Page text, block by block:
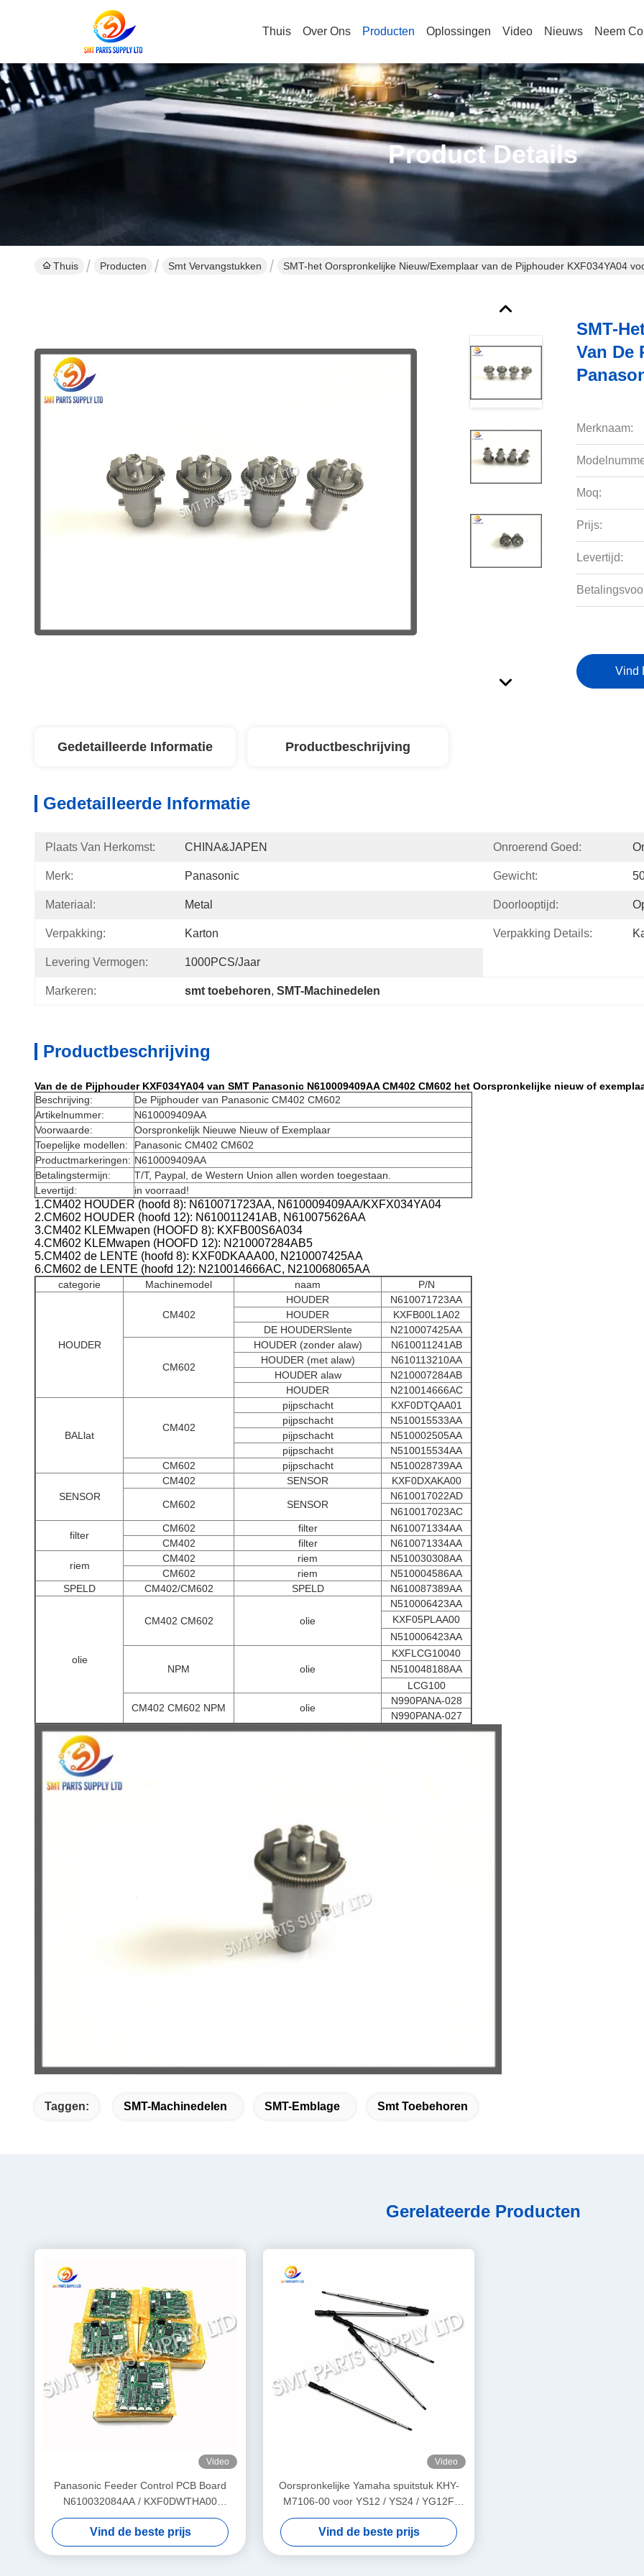
Thuis Over Ons Producten Oplossingen Video Nieuws Neem
Product Details
Thuis Producten Smt Vervangstukken SMT-het Oorspronkelijke Nieuw/Exemplaar van de Pijphouder KXF034YA04
SMT-
Van De
Merknaam:
Moq:
Prijs:
Levertijd:
Vind
Gedetailleerde Informatie Productbeschrijving
Gedetailleerde Informatie
Plaats Van Herkomst: CHINA&JAPEN Onroerend Goed:
Merk: Panasonic Gewicht:
Materiaal: Metal Doorlooptijd:
Verpakking: Karton Verpakking Details:
Levering Vermogen: 1000PCS/jaar
Markeren: smt toebehoren, SMT-Machinedelen
Productbeschrijving
Van de de Pijphouder KXF034YA04 van SMT Panasonic N610009409AA CM402 CM602 het Oorspronkelijke nieuw of
Beschrijving:
De Pijphouder van Panasonic CM402 CM602
Artikelnummer:
N610009409AA
Voorwaarde:
Oorspronkelijk Nieuwe Nieuw of Exemplaar
Toepelijke modellen:
Panasonic CM402 CM602
Productmarkeringen: N610009409AA
Betalingstermijn:
T/T, Paypal, de Western Union allen worden toegestaan.
Levertijd:
in voorraad!
1.CM402 HOUDER (hoofd 8): N610071723AA, N610009409AA/KXFX034YA04
2.CM602 HOUDER (hoofd 12): N610011241AB, N610075626AA
3.CM402 KLEMwapen (HOOFD 8): KXFB00S6A034
4.CM602 KLEMwapen (HOOFD 12): N210007284AB5
5.CM402 de LENTE (hoofd 8): KXF0DKAAA00, N210007425AA
6.CM602 de LENTE (hoofd 12): N210014666AC, N210068065AA
categorie Machinemodel naam P/N
HOUDER
CM402
HOUDER
N610071723AA
HOUDER
KXFB00L1A02
DE HOUDERSlente
N210007425AA
CM602
HOUDER (zonder alaw)
N610011241AB
HOUDER (met alaw)
N610113210AA
HOUDER alaw
N210007284AB
HOUDER
N210014666AC
BALlat
CM402
pijpschacht
KXF0DTQAA01
pijpschacht
N510015533AA
pijpschacht
N510002505AA
pijpschacht
N510015534AA
CM602
pijpschacht N510028739AA
SENSOR
CM402 SENSOR KXF0DXAKA00
CM602 SENSOR
N610017022AD
N610017023AC
filter
CM602 filter
N610071334AA
CM402
filter
N610071334AA
riem
CM402 riem
N510030308AA
CM602
riem
N510004586AA
SPELD
CM402/CM602 SPELD N610087389AA
olie
CM402 CM602 olie
N510006423AA
KXF05PLAA00
N510006423AA
NPM olie
KXFLCG10040
N510048188AA
LCG100
CM402 CM602 NPM
olie
N990PANA-028
N990PANA-027
Taggen: SMT-Machinedelen SMT-Emblage Smt Toebehoren
Gerelateerde Producten
Video
Panasonic Feeder Control PCB Board
N610032084AA / KXF0DWTHA00
(MC12CX-5) – Voor CM402 CM602 NPM
8mm / 12mm / 16mm Feeders
Vind de beste prijs
Video
Oorspronkelijke Yamaha spuitstuk KHY-
M7106-00 voor YS12 / YS24 / YG12F
SMT Pick and Place Machine
Vind de beste prijs